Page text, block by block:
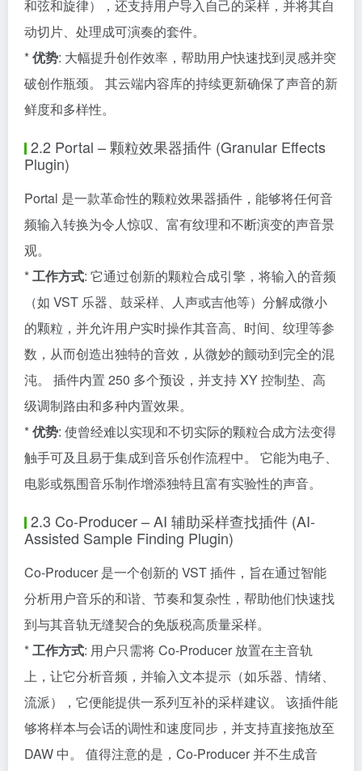
和弦和旋律），还支持用户导入自己的采样，并将其自
动切片、处理成可演奏的套件。
*优势: 大幅提升创作效率，帮助用户快速找到灵感并突
破创作瓶颈。 其云端内容库的持续更新确保了声音的新
鲜度和多样性。
2.2 Portal – 颗粒效果器插件 (Granular Effects
Plugin)
Portal 是一款革命性的颗粒效果器插件，能够将任何音
频输入转换为令人惊叹、富有纹理和不断演变的声音景
观。
*工作方式: 它通过创新的颗粒合成引擎，将输入的音频
（如 VST 乐器、鼓采样、人声或吉他等）分解成微小
的颗粒，并允许用户实时操作其音高、时间、纹理等参
数，从而创造出独特的音效，从微妙的颤动到完全的混
沌。 插件内置 250 多个预设，并支持 XY 控制垫、高
级调制路由和多种内置效果。
*优势: 使曾经难以实现和不切实际的颗粒合成方法变得
触手可及且易于集成到音乐创作流程中。 它能为电子、
电影或氛围音乐制作增添独特且富有实验性的声音。
2.3 Co-Producer – AI 辅助采样查找插件 (AI-
Assisted Sample Finding Plugin)
Co-Producer 是一个创新的 VST 插件，旨在通过智能
分析用户音乐的和谐、节奏和复杂性，帮助他们快速找
到与其音轨无缝契合的免版税高质量采样。
*工作方式: 用户只需将 Co-Producer 放置在主音轨
上，让它分析音频，并输入文本提示（如乐器、情绪、
流派），它便能提供一系列互补的采样建议。 该插件能
够将样本与会话的调性和速度同步，并支持直接拖放至
DAW 中。 值得注意的是，Co-Producer 并不生成音